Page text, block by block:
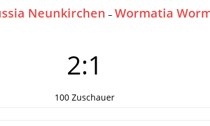
Neunkirchen – Wormatia
2:1
100 Zuschauer